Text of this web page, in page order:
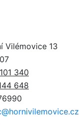
Vilémovice 13
340
648